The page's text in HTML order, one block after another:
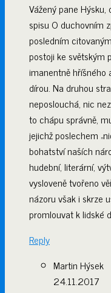
Vážený pane
spisu O duchovním
posledním
postoji ke světským
imanentně hříšného
dírou. Na druhou
neposlouchá, nic
to chápu správně,
jejichž poslechem
bohatství naších
hudební, literární,
vysloveně tvořeno
názoru však i skrze
promlouvat k lidské
Reply
Martin Hýsek
24.11.2017